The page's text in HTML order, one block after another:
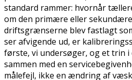
standard rammer: hvornår
om den primære eller
driftsgrænserne blev fastlagt
ser afvigende ud, er
første, vi undersøger, og et trin
sammen med en
målefejl, ikke en ændring af